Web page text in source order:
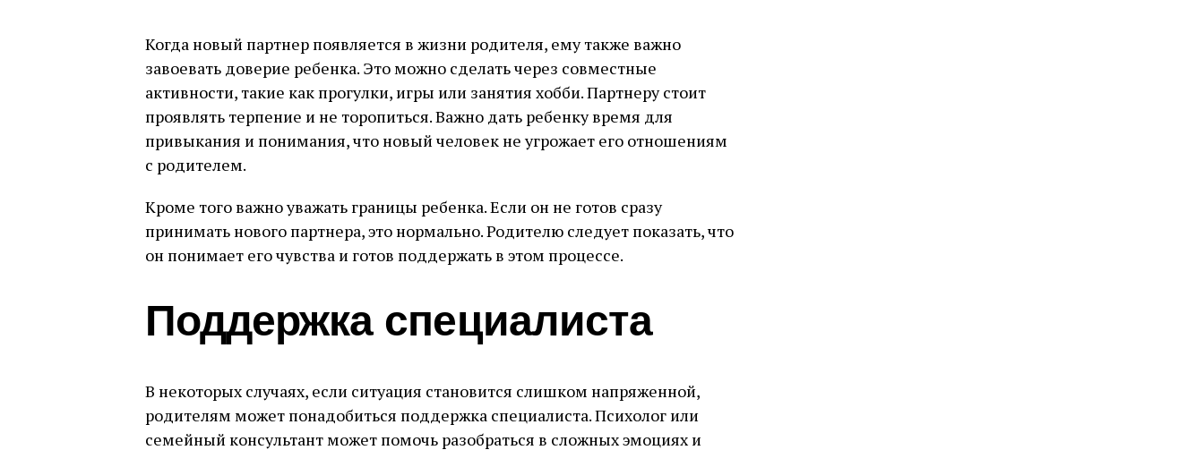
Когда новый партнер появляется в жизни родителя, ему также важно
завоевать доверие ребенка. Это можно сделать через совместные
активности, такие как прогулки, игры или занятия хобби. Партнеру стоит
проявлять терпение и не торопиться. Важно дать ребенку время для
привыкания и понимания, что новый человек не угрожает его отношениям
с родителем.
Кроме того важно уважать границы ребенка. Если он не готов сразу
принимать нового партнера, это нормально. Родителю следует показать, что
он понимает его чувства и готов поддержать в этом процессе.
Поддержка специалиста
В некоторых случаях, если ситуация становится слишком напряженной,
родителям может понадобиться поддержка специалиста. Психолог или
семейный консультант может помочь разобраться в сложных эмоциях и